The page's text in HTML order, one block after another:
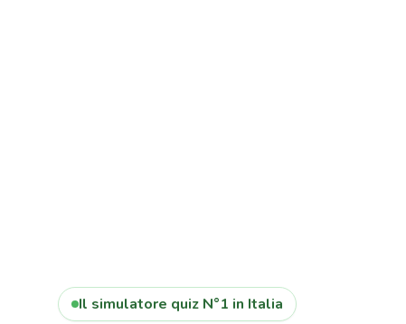
Il simulatore quiz N°1 in Italia